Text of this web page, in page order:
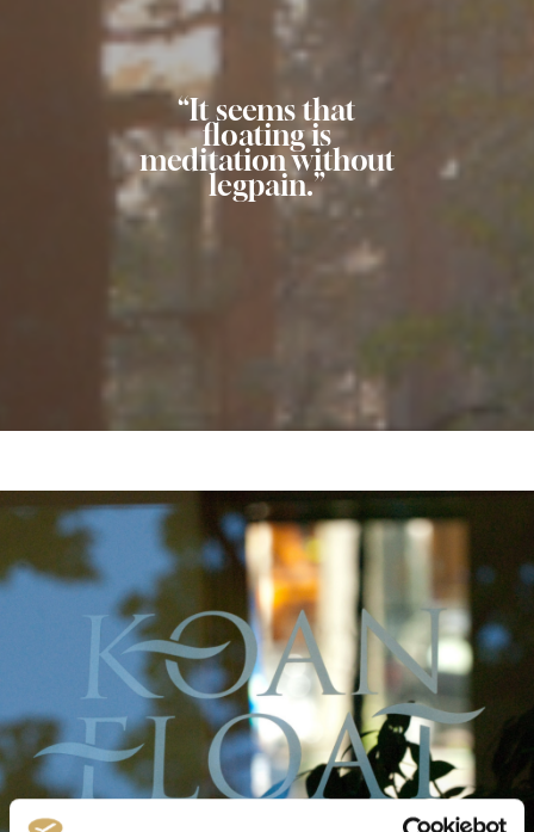
“It seems that
floating is
meditation without
legpain.”